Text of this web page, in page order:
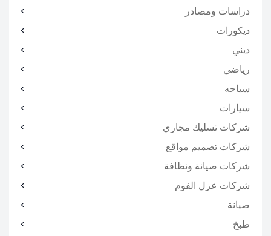
دراسات ومصادر
ديكورات
ديني
رياضي
سياحه
سيارات
شركات تسليك مجاري
شركات تصميم مواقع
شركات صيانة ونظافة
شركات عزل الفوم
صيانة
طبخ